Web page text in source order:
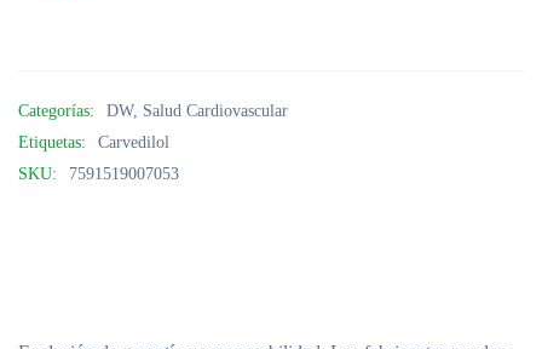
Categorías: DW, Salud Cardiovascular
Etiquetas:
Carvedilol
SKU:
7591519007053